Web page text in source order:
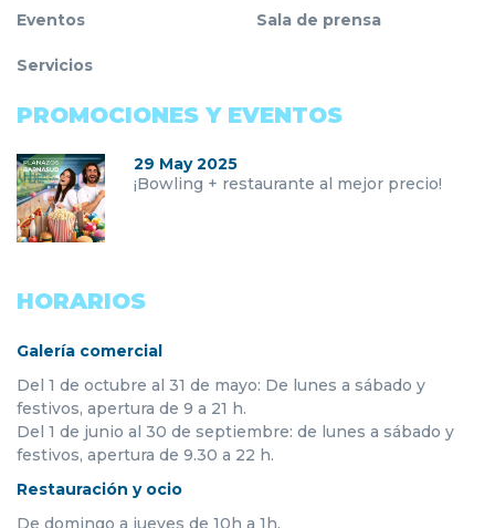
Eventos
Servicios
Sala de prensa
PROMOCIONES Y EVENTOS
29 May 2025
¡Bowling + restaurante al mejor precio!
HORARIOS
Galería comercial
Del 1 de octubre al 31 de mayo: De lunes a sábado y
festivos, apertura de 9 a 21 h.
Del 1 de junio al 30 de septiembre: de lunes a sábado y
festivos, apertura de 9.30 a 22 h.
Restauración y ocio
De domingo a jueves de 10h a 1h.